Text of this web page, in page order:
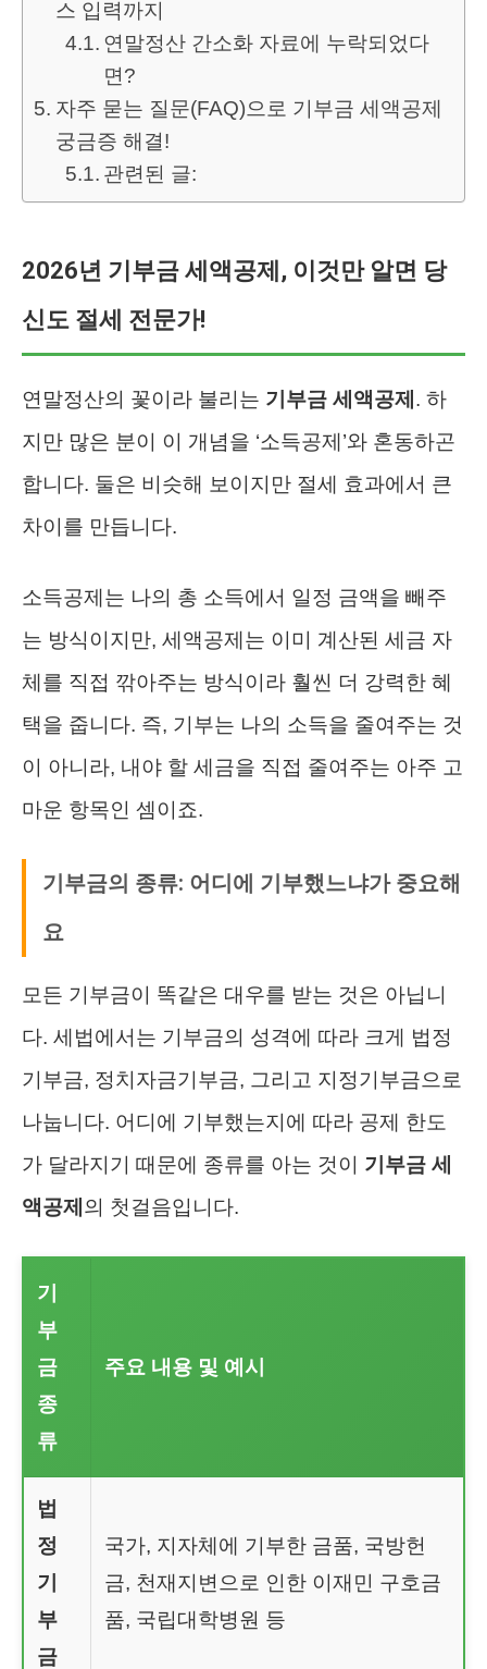
스 입력까지
연말정산 간소화 자료에 누락되었다
면?
자주 묻는 질문(FAQ)으로 기부금 세액공제
궁금증 해결!
관련된 글:
2026년 기부금 세액공제, 이것만 알면 당
신도 절세 전문가!
연말정산의 꽃이라 불리는 기부금 세액공제 . 하
지만 많은 분이 이 개념을 ‘소득공제’와 혼동하곤
합니다. 둘은 비슷해 보이지만 절세 효과에서 큰
차이를 만듭니다.
소득공제는 나의 총 소득에서 일정 금액을 빼주
는 방식이지만, 세액공제는 이미 계산된 세금 자
체를 직접 깎아주는 방식이라 훨씬 더 강력한 혜
택을 줍니다. 즉, 기부는 나의 소득을 줄여주는 것
이 아니라, 내야 할 세금을 직접 줄여주는 아주 고
마운 항목인 셈이죠.
기부금의 종류: 어디에 기부했느냐가 중요해
요
모든 기부금이 똑같은 대우를 받는 것은 아닙니
다. 세법에서는 기부금의 성격에 따라 크게 법정
기부금, 정치자금기부금, 그리고 지정기부금으로
나눕니다. 어디에 기부했는지에 따라 공제 한도
가 달라지기 때문에 종류를 아는 것이 기부금 세
액공제 의 첫걸음입니다.
기
부
금
종
류
주요 내용 및 예시
법
정
기
부
금
국가, 지자체에 기부한 금품, 국방헌
금, 천재지변으로 인한 이재민 구호금
품, 국립대학병원 등